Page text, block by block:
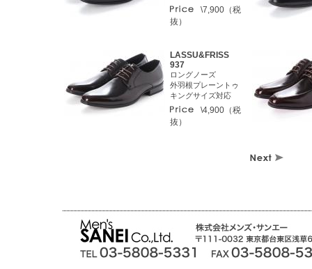
\7,900（税
抜）
LASSU&FRISS
937
ロングノーズ
外羽根プレーントゥ
キングサイズ対応
\4,900（税
抜）